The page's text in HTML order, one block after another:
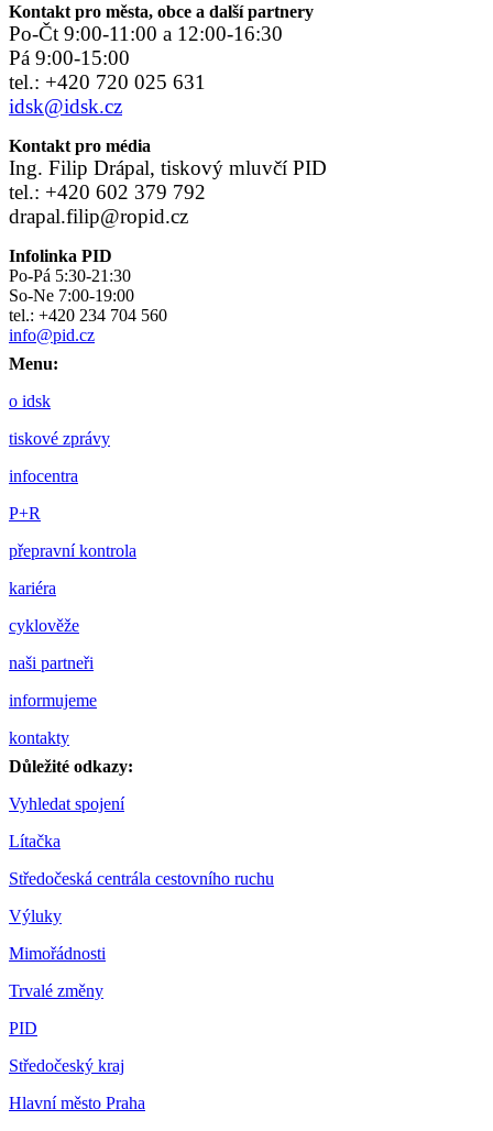
Kontakt pro města, obce a další partnery
Po-Čt 9:00-11:00 a 12:00-16:30
Pá 9:00-15:00
tel.: +420 720 025 631
idsk@idsk.cz
Kontakt pro média
Ing. Filip Drápal, tiskový mluvčí PID
tel.: +420 602 379 792
drapal.filip@ropid.cz
Infolinka PID
Po-Pá 5:30-21:30
So-Ne 7:00-19:00
tel.: +420 234 704 560
info@pid.cz
Menu:
o idsk
tiskové zprávy
infocentra
P+R
přepravní kontrola
kariéra
cyklověže
naši partneři
informujeme
kontakty
Důležité odkazy:
Vyhledat spojení
Lítačka
Středočeská centrála cestovního ruchu
Výluky
Mimořádnosti
Trvalé změny
PID
Středočeský kraj
Hlavní město Praha